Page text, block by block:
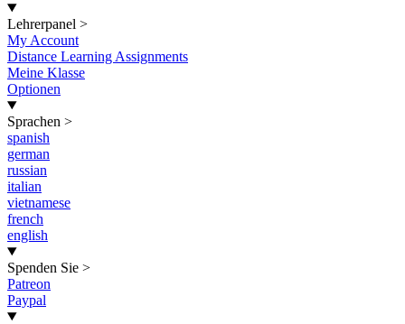
Lehrerpanel >
My Account
Distance Learning Assignments
Meine Klasse
Optionen
Sprachen >
spanish
german
russian
italian
vietnamese
french
english
Spenden Sie >
Patreon
Paypal